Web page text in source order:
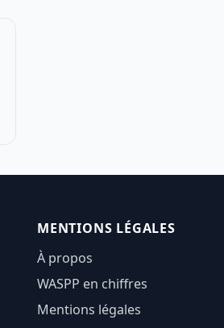
MENTIONS LÉGALES
À propos
WASPP en chiffres
Mentions légales